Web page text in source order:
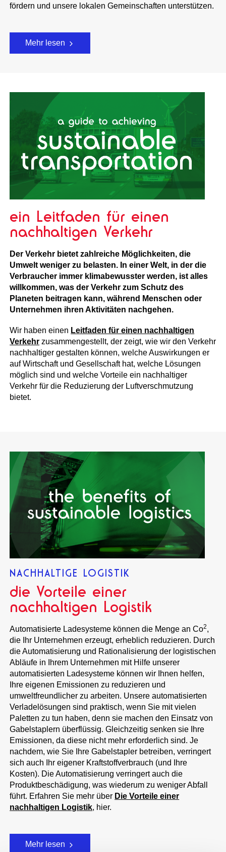
fördern und unsere lokalen Gemeinschaften unterstützen.
Mehr lesen
ein Leitfaden für einen
nachhaltigen Verkehr
Der Verkehr bietet zahlreiche Möglichkeiten, die
Umwelt weniger zu belasten. In einer Welt, in der die
Verbraucher immer klimabewusster werden, ist alles
willkommen, was der Verkehr zum Schutz des
Planeten beitragen kann, während Menschen oder
Unternehmen ihren Aktivitäten nachgehen.
Wir haben einen Leitfaden für einen nachhaltigen
Verkehr zusammengestellt, der zeigt, wie wir den Verkehr
nachhaltiger gestalten können, welche Auswirkungen er
auf Wirtschaft und Gesellschaft hat, welche Lösungen
möglich sind und welche Vorteile ein nachhaltiger
Verkehr für die Reduzierung der Luftverschmutzung
bietet.
NACHHALTIGE LOGISTIK
die Vorteile einer
nachhaltigen Logistik
Automatisierte Ladesysteme können die Menge an Co2,
die Ihr Unternehmen erzeugt, erheblich reduzieren. Durch
die Automatisierung und Rationalisierung der logistischen
Abläufe in Ihrem Unternehmen mit Hilfe unserer
automatisierten Ladesysteme können wir Ihnen helfen,
Ihre eigenen Emissionen zu reduzieren und
umweltfreundlicher zu arbeiten. Unsere automatisierten
Verladelösungen sind praktisch, wenn Sie mit vielen
Paletten zu tun haben, denn sie machen den Einsatz von
Gabelstaplern überflüssig. Gleichzeitig senken sie Ihre
Emissionen, da diese nicht mehr erforderlich sind. Je
nachdem, wie Sie Ihre Gabelstapler betreiben, verringert
sich auch Ihr eigener Kraftstoffverbrauch (und Ihre
Kosten). Die Automatisierung verringert auch die
Produktbeschädigung, was wiederum zu weniger Abfall
führt. Erfahren Sie mehr über Die Vorteile einer
nachhaltigen Logistik, hier.
Mehr lesen